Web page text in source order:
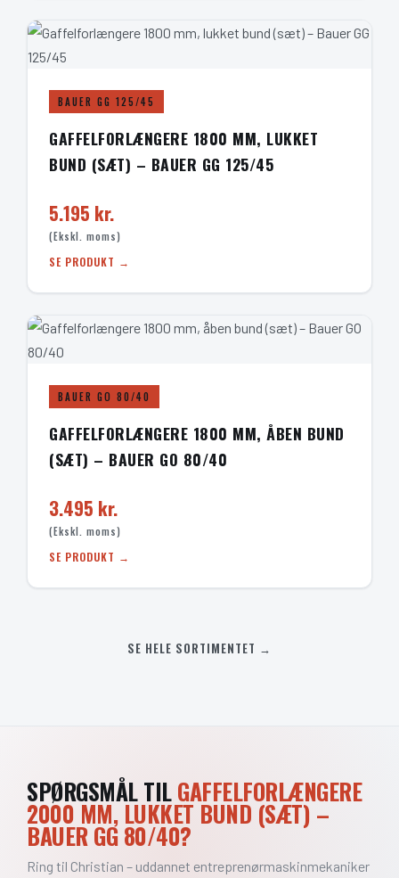
BAUER GG 125/45
GAFFELFORLÆNGERE 1800 MM, LUKKET
BUND (SÆT) – BAUER GG 125/45
5.195 kr.
(Ekskl. moms)
SE PRODUKT →
BAUER GO 80/40
GAFFELFORLÆNGERE 1800 MM, ÅBEN BUND
(SÆT) – BAUER GO 80/40
3.495 kr.
(Ekskl. moms)
SE PRODUKT →
SE HELE SORTIMENTET →
SPØRGSMÅL TILGAFFELFORLÆNGERE
2000 MM, LUKKET BUND (SÆT) –
BAUER GG 80/40?
Ring til Christian – uddannet entreprenørmaskinmekaniker